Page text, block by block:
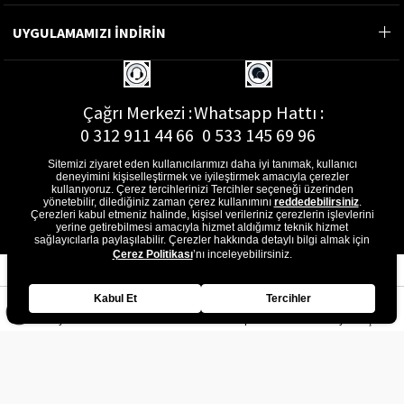
UYGULAMAMIZI İNDİRİN
Çağrı Merkezi :
0 312 911 44 66
Whatsapp Hattı :
0 533 145 69 96
E-Posta Adresi :
musterihizmetleri@gon.com.tr
Sitemizi ziyaret eden kullanıcılarımızı daha iyi tanımak, kullanıcı
deneyimini kişiselleştirmek ve iyileştirmek amacıyla çerezler
kullanıyoruz. Çerez tercihlerinizi Tercihler seçeneği üzerinden
yönetebilir, dilediğiniz zaman çerez kullanımını reddedebilirsiniz.
Çerezleri kabul etmeniz halinde, kişisel verileriniz çerezlerin işlevlerini
yerine getirebilmesi amacıyla hizmet aldığımız teknik hizmet
sağlayıcılarla paylaşılabilir. Çerezler hakkında detaylı bilgi almak için
Çerez Politikası’nı inceleyebilirsiniz.
Kabul Et Tercihler